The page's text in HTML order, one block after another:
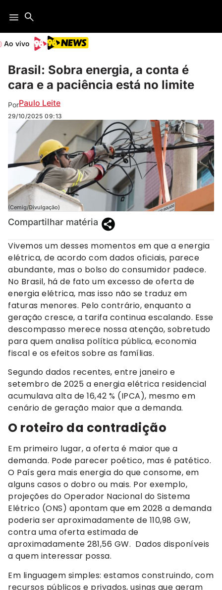
Ao vivo
Brasil: Sobra energia, a conta é
cara e a paciência está no limite
PorPaulo Leite
29/10/2025 09:13
(Cemig/Divulgação)
Compartilhar matéria
Vivemos um desses momentos em que a energia
elétrica, de acordo com dados oficiais, parece
abundante, mas o bolso do consumidor padece.
No Brasil, há de fato um excesso de oferta de
energia elétrica, mas isso não se traduz em
faturas menores. Pelo contrário, enquanto a
geração cresce, a tarifa continua escalando. Esse
descompasso merece nossa atenção, sobretudo
para quem analisa política pública, economia
fiscal e os efeitos sobre as famílias.
Segundo dados recentes, entre janeiro e
setembro de 2025 a energia elétrica residencial
acumulava alta de 16,42 % (IPCA), mesmo em
cenário de geração maior que a demanda.
O roteiro da contradição
Em primeiro lugar, a oferta é maior que a
demanda. Pode parecer poético, mas é patético.
O País gera mais energia do que consome, em
alguns casos o dobro ou mais. Por exemplo,
projeções do Operador Nacional do Sistema
Elétrico (ONS) apontam que em 2028 a demanda
poderia ser aproximadamente de 110,98 GW,
contra uma oferta estimada de
aproximadamente 281,56 GW. Dados disponíveis
a quem interessar possa.
Em linguagem simples: estamos construindo, com
recursos públicos e privados, usinas que geram